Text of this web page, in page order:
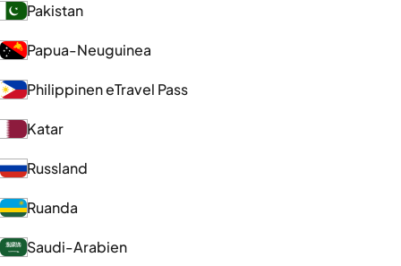
Pakistan
Papua-Neuguinea
Philippinen eTravel Pass
Katar
Russland
Ruanda
Saudi-Arabien